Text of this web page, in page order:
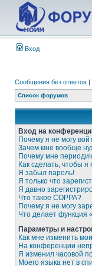
Вход
Сообщения без ответов |
Список форумов
Вход на
Почему я не могу
Зачем мне вообще
Почему мне
Как сделать, чтобы
Я забыл пароль!
Я только что
Я давно
Что такое COPPA?
Почему я не могу
Что делает функция
Параметры и
Как мне изменить
На конференции
Я изменил часовой
Моего языка нет в